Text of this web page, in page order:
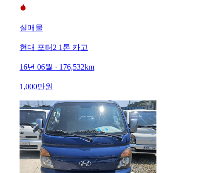
실매물
현대 포터2 1톤 카고
16년 06월 · 176,532km
1,000만원